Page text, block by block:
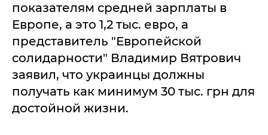
показателям средней зарплаты в
Европе, а это 1,2 тыс. евро, а
представитель "Европейской
солидарности" Владимир Вятрович
заявил, что украинцы должны
получать как минимум 30 тыс. грн для
достойной жизни.